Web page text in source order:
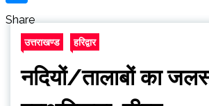
उत्तराखण्ड हरिद्वार
नदियों/तालाबों का
Messenger
Share